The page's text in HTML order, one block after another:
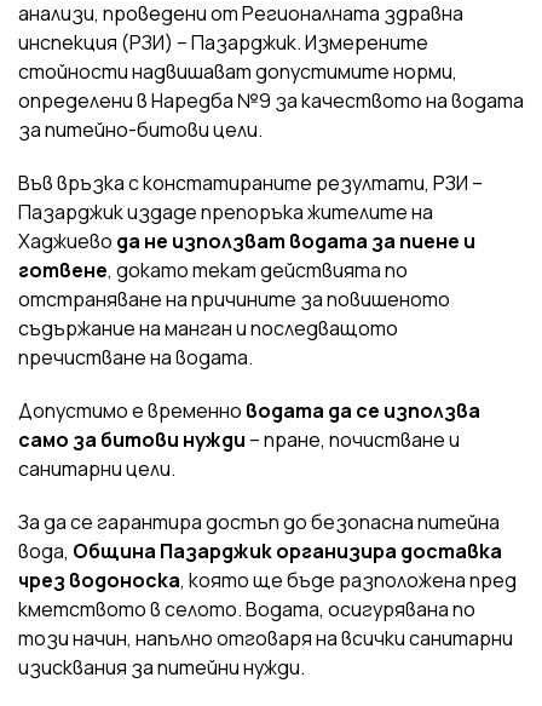
анализи, проведени от Регионалната здравна
инспекция (РЗИ) – Пазарджик. Измерените
стойности надвишават допустимите норми,
определени в Наредба №9 за качеството на водата
за питейно-битови цели.
Във връзка с констатираните резултати, РЗИ –
Пазарджик издаде препоръка жителите на
Хаджиево да не използват водата за пиене и
готвене, докато текат действията по
отстраняване на причините за повишеното
съдържание на манган и последващото
пречистване на водата.
Допустимо е временно водата да се използва
само за битови нужди – пране, почистване и
санитарни цели.
За да се гарантира достъп до безопасна питейна
вода, Община Пазарджик организира доставка
чрез водоноска, която ще бъде разположена пред
кметството в селото. Водата, осигурявана по
този начин, напълно отговаря на всички санитарни
изисквания за питейни нужди.